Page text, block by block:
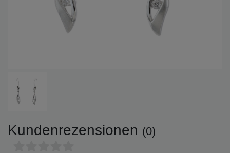
Kundenrezensionen (0)